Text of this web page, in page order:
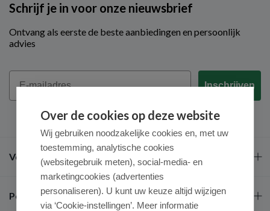
Schrijf je in voor onze nieuwsbrief
Ontvang als eerste de beste aanbiedingen en persoonlijk
advies
Email
Inschrijven
Veel gestelde vragen
Populaire merken
Over de cookies op deze website
Wij gebruiken noodzakelijke cookies en, met uw
toestemming, analytische cookies
(websitegebruik meten), social-media- en
marketingcookies (advertenties
personaliseren). U kunt uw keuze altijd wijzigen
via ‘Cookie-instellingen’. Meer informatie